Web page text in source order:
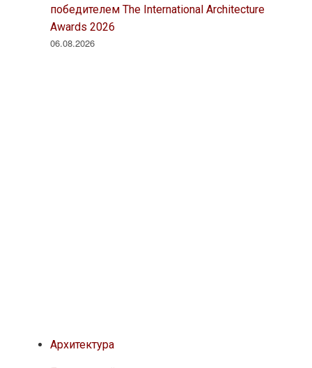
победителем The International Architecture
Awards 2026
06.08.2026
Архитектура